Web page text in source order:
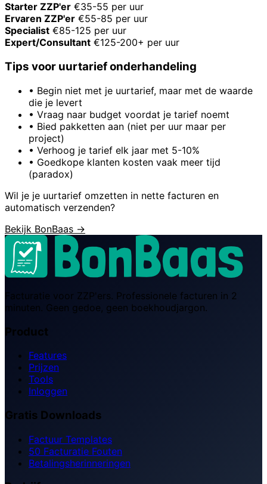
Starter ZZP'er €35-55 per uur
Ervaren ZZP'er €55-85 per uur
Specialist €85-125 per uur
Expert/Consultant €125-200+ per uur
Tips voor uurtarief onderhandeling
• Begin niet met je uurtarief, maar met de waarde
die je levert
• Vraag naar budget voordat je tarief noemt
• Bied pakketten aan (niet per uur maar per
project)
• Verhoog je tarief elk jaar met 5-10%
• Goedkope klanten kosten vaak meer tijd
(paradox)
Wil je je uurtarief omzetten in nette facturen en
automatisch verzenden?
Bekijk BonBaas →
Facturatie voor ZZP'ers. Professionele facturen in 2
minuten. Geen gedoe, geen boekhoudjargon.
Product
Features
Prijzen
Tools
Inloggen
Gratis Downloads
Factuur Templates
50 Facturatie Fouten
Betalingsherinneringen